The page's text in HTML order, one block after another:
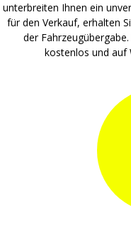
unterbreiten Ihnen ein
für den Verkauf, erhalten
der
kostenlos und auf